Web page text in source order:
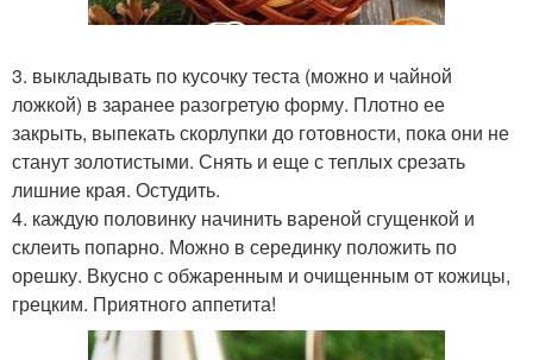
3. выкладывать по кусочку теста (можно и чайной
ложкой) в заранее разогретую форму. Плотно ее
закрыть, выпекать скорлупки до готовности, пока они не
станут золотистыми. Снять и еще с теплых срезать
лишние края. Остудить.
4. каждую половинку начинить вареной сгущенкой и
склеить попарно. Можно в серединку положить по
орешку. Вкусно с обжаренным и очищенным от кожицы,
грецким. Приятного аппетита!